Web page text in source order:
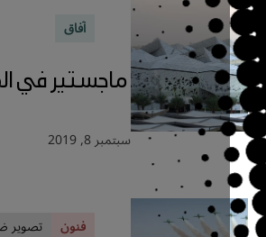
ماجستير في
سبتمبر 8, 2019
تصوير ضوئي